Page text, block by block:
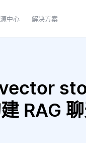
中心 解决方案
RAG